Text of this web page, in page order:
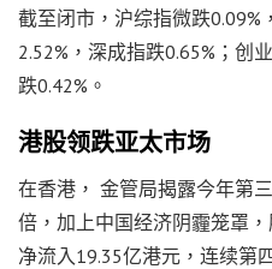
截至闭市，沪综指微跌0.09%
2.52%，深成指跌0.65%；创
跌0.42%。
港股领跌亚太市场
在香港， 金管局揭露今年第
倍，加上中国经济阴霾笼罩
净流入19.35亿港元，连续第